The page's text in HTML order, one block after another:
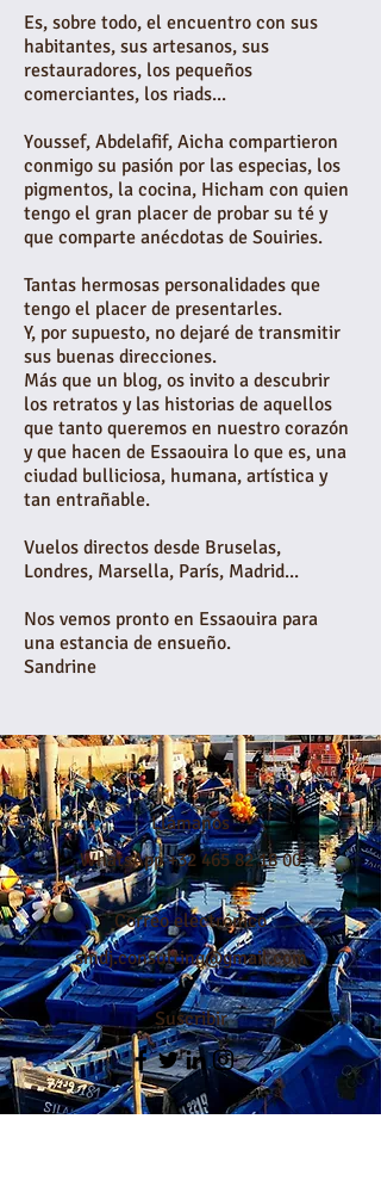
Es, sobre todo, el encuentro con sus
habitantes, sus artesanos, sus
restauradores, los pequeños
comerciantes, los riads...
Youssef, Abdelafif, Aicha compartieron
conmigo su pasión por las especias, los
pigmentos, la cocina, Hicham con quien
tengo el gran placer de probar su té y
que comparte anécdotas de Souiries.
Tantas hermosas personalidades que
tengo el placer de presentarles.
Y, por supuesto, no dejaré de transmitir
sus buenas direcciones.
Más que un blog, os invito a descubrir
los retratos y las historias de aquellos
que tanto queremos en nuestro corazón
y que hacen de Essaouira lo que es, una
ciudad bulliciosa, humana, artística y
tan entrañable.
Vuelos directos desde Bruselas,
Londres, Marsella, París, Madrid...
Nos vemos pronto en Essaouira para
una estancia de ensueño.
Sandrine
Llámanos
WhatsApp+32 465 82 18 00
Correo electrónico
smdj.consulting@gmail.com
Suscribir